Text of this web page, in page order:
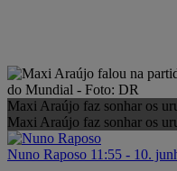
Maxi Araújo faz sonhar os
Maxi Araújo faz sonhar os
Nuno Raposo 11:55 - 10.